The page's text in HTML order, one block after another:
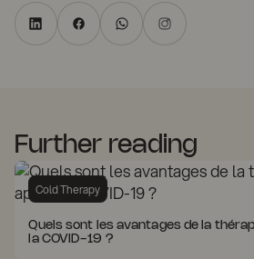
Further reading
Cold Therapy
Quels sont les avantages de la
la COVID-19 ?